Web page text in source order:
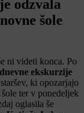
odzvala
šole
ni videti konca. Po
ekskurzije
ki opozarjajo
ter v ponedeljek
oglasila še